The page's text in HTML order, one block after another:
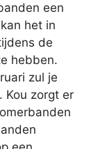
een
het in
de
hebben.
zul je
Kou zorgt er